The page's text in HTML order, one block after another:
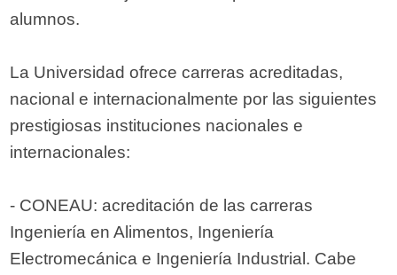
alumnos.
La Universidad ofrece carreras acreditadas,
nacional e internacionalmente por las siguientes
prestigiosas instituciones nacionales e
internacionales:
- CONEAU: acreditación de las carreras
Ingeniería en Alimentos, Ingeniería
Electromecánica e Ingeniería Industrial. Cabe